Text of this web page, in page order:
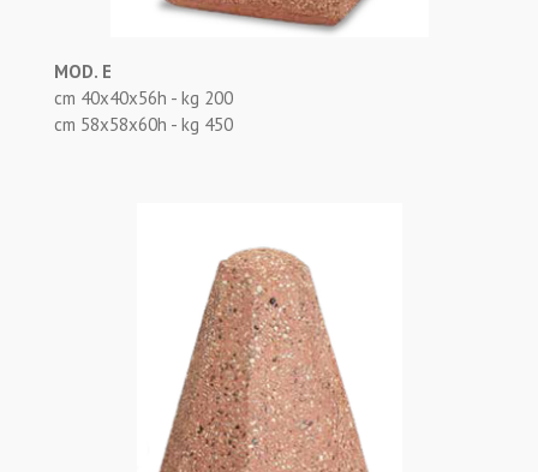
MOD. E
cm 40x40x56h - kg 200
cm 58x58x60h - kg 450